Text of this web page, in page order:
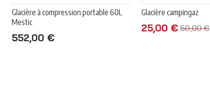
Glacière à compression portable 60L
Mestic
552,00 €
Glacière campingaz
25,00 € 50,00 €